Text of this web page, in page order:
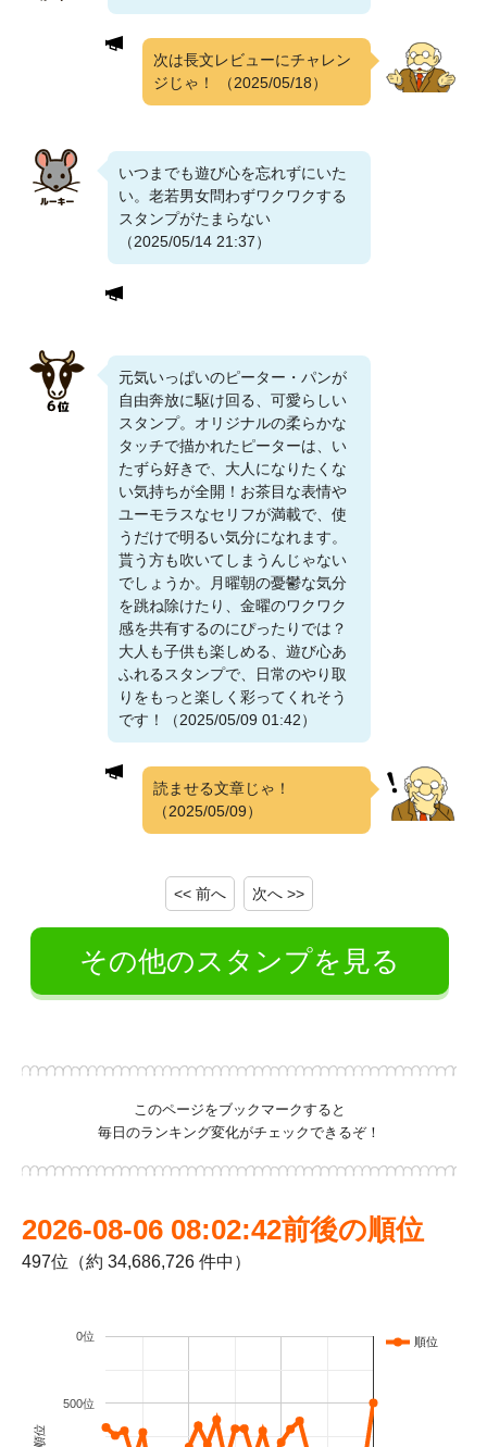
次は長文レビューにチャレン
ジじゃ！
（2025/05/18）
いつまでも遊び心を忘れずにいた
い。老若男女問わずワクワクする
スタンプがたまらない
（2025/05/14 21:37）
元気いっぱいのピーター・パンが
自由奔放に駆け回る、可愛らしい
スタンプ。オリジナルの柔らかな
タッチで描かれたピーターは、い
たずら好きで、大人になりたくな
い気持ちが全開！お茶目な表情や
ユーモラスなセリフが満載で、使
うだけで明るい気分になれます。
貰う方も吹いてしまうんじゃない
でしょうか。月曜朝の憂鬱な気分
を跳ね除けたり、金曜のワクワク
感を共有するのにぴったりでは？
大人も子供も楽しめる、遊び心あ
ふれるスタンプで、日常のやり取
りをもっと楽しく彩ってくれそう
です！（2025/05/09 01:42）
読ませる文章じゃ！
（2025/05/09）
<< 前へ 次へ >>
その他のスタンプを見る
このページをブックマークすると
毎日のランキング変化がチェックできるぞ！
2026-08-06 08:02:42前後の順位
497位（約 34,686,726 件中）
順位
0位
500位
順位